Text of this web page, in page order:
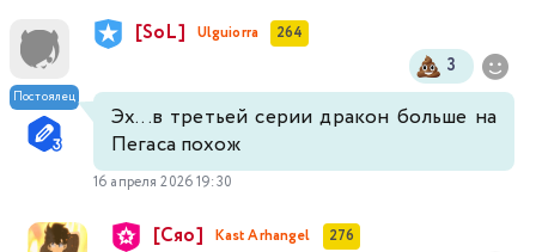
Постоялец
[SoL] Ulguiorra 264
3
Эх...в третьей серии дракон больше на
Пегаса похож
16 апреля 2026 19:30
[Сяо] Kast Arhangel 276